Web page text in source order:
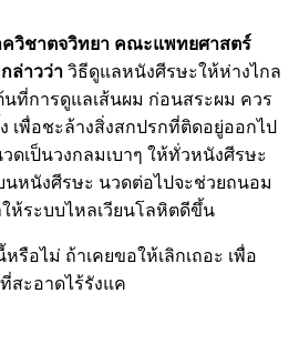
ควิชาตจวิทยา คณะแพทยศาสตร์
ล่าวว่า วิธีดูแลหนังศีรษะให้ห่างไกล
นที่การดูแลเส้นผม ก่อนสระผม ควร
เพื่อชะล้างสิ่งสกปรกที่ติดอยู่ออกไป
เป็นวงกลมเบาๆ ให้ทั่วหนังศีรษะ
หนังศีรษะ นวดต่อไปจะช่วยถนอม
ห้ระบบไหลเวียนโลหิตดีขึ้น
รือไม่ ถ้าเคยขอให้เลิกเถอะ เพื่อ
สะอาดไร้รังแค